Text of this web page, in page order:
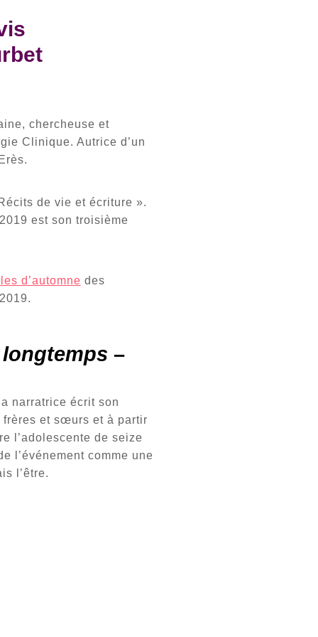
chercheuse et
Clinique. Autrice d’un
de vie et écriture ».
est son troisième
d’automne des
longtemps –
narratrice écrit son
frères et sœurs et à partir
l’adolescente de seize
l’événement comme une
l’être.